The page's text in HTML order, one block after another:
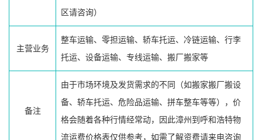
区请咨询）
主营业务
整车运输、零担运输、轿车托运、冷链运输、行李
托运、设备运输、专线运输、搬厂搬家等
备注
由于市场环境及发货需求的不同（如搬家搬厂搬设
备、轿车托运、危险品运输、拼车整车等等），价
格会随着各种行情经常动，因此漳州到呼和浩特物
流运费价格表仅供参考，如需了解资费请来电咨询